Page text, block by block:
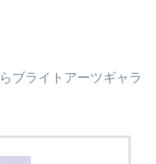
ブライトアーツギャラ